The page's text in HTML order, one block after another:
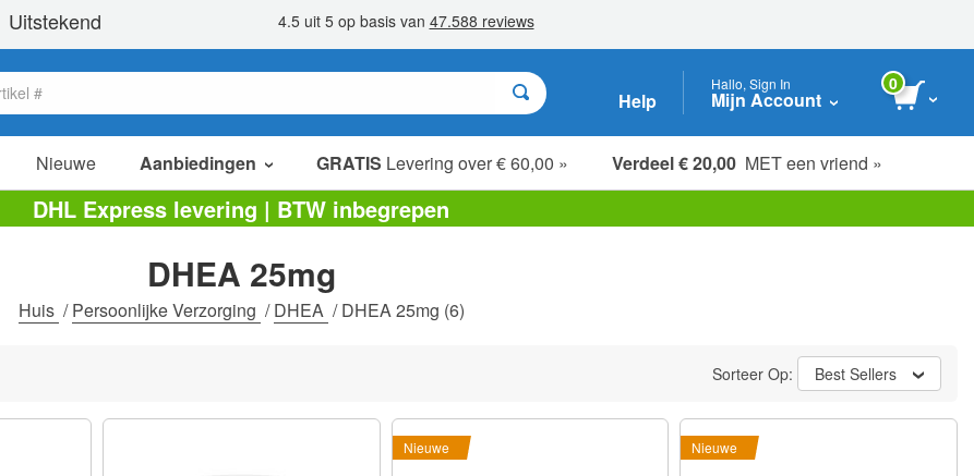
Help
Hallo, Sign In
Mijn Account
0
Nieuwe Aanbiedingen GRATIS Levering over € 60,00 » Verdeel € 20,00 MET een vriend »
verkoop items
value packs
opruiming
DHL Express levering | BTW inbegrepen
DHEA 25mg
Huis /Persoonlijke Verzorging /DHEA /DHEA 25mg (6)
Sorteer Op: Best Sellers
Nieuwe Nieuwe